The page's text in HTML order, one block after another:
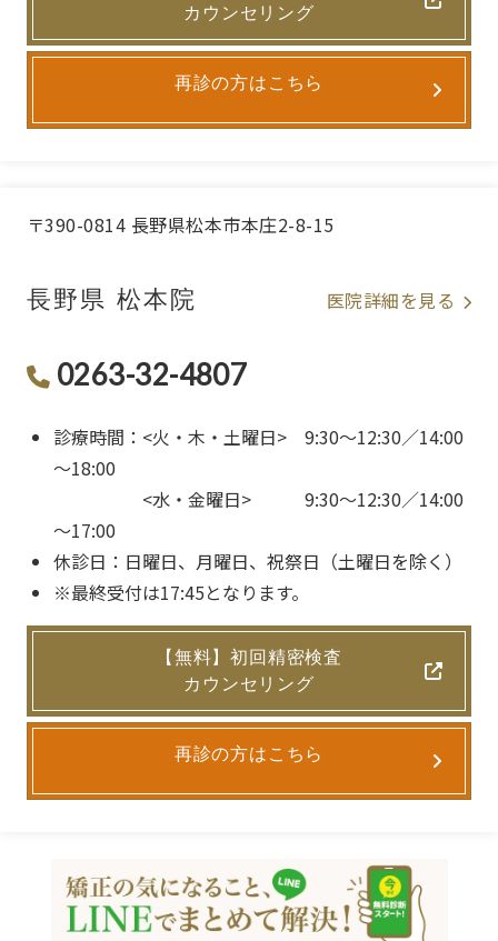
カウンセリング
再診の方はこちら
〒390-0814 長野県松本市本庄2-8-15
長野県 松本院 医院詳細を見る
0263-32-4807
診療時間：<火・木・土曜日> 9:30～12:30／14:00
～18:00
<水・金曜日> 9:30～12:30／14:00
～17:00
休診日：日曜日、月曜日、祝祭日（土曜日を除く）
※最終受付は17:45となります。
【無料】初回精密検査
カウンセリング
再診の方はこちら